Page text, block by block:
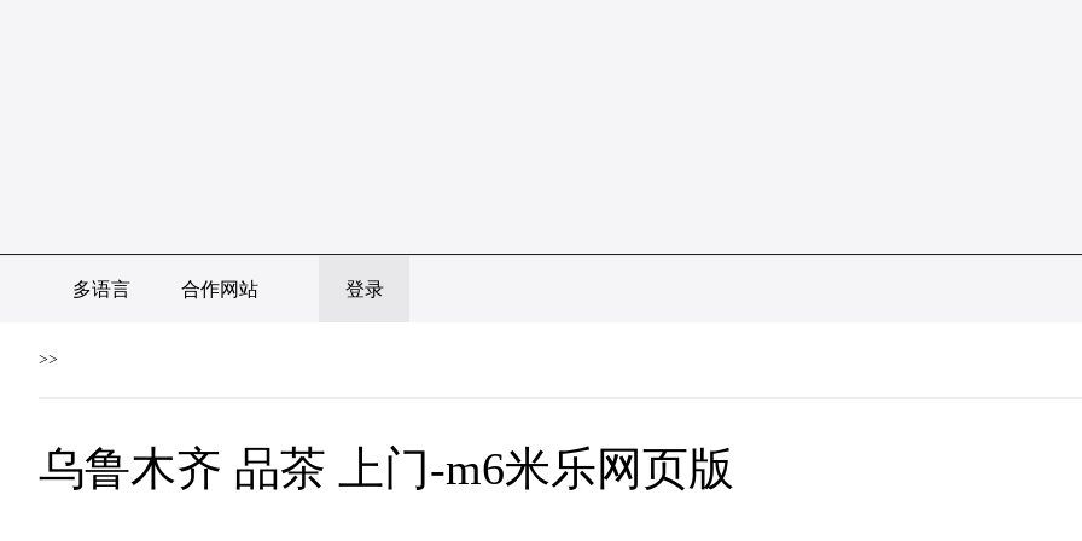
多语言 合作网站 登录
>>
乌鲁木齐 品茶 上门-m6米乐网页版